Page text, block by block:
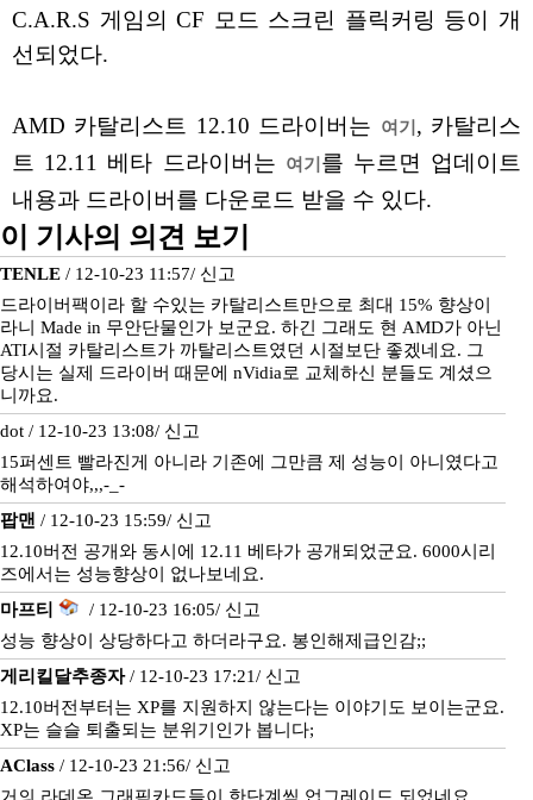
C.A.R.S 게임의 CF 모드 스크린 플릭커링 등이 개
선되었다.
AMD 카탈리스트 12.10 드라이버는 여기 , 카탈리스
트 12.11 베타 드라이버는
여기 를 누르면 업데이트
내용과 드라이버를 다운로드 받을 수 있다.
이 기사의 의견 보기
TENLE / 12-10-23 11:57/ 신고
드라이버팩이라 할 수있는 카탈리스트만으로 최대 15% 향상이
라니 Made in 무안단물인가 보군요. 하긴 그래도 현 AMD가 아닌
ATI시절 카탈리스트가 까탈리스트였던 시절보단 좋겠네요. 그
당시는 실제 드라이버 때문에 nVidia로 교체하신 분들도 계셨으
니까요.
dot / 12-10-23 13:08/ 신고
15퍼센트 빨라진게 아니라 기존에 그만큼 제 성능이 아니였다고
해석하여야,,,-_-
팝맨 / 12-10-23 15:59/ 신고
12.10버전 공개와 동시에 12.11 베타가 공개되었군요. 6000시리
즈에서는 성능향상이 없나보네요.
마프티
/ 12-10-23 16:05/ 신고
성능 향상이 상당하다고 하더라구요. 봉인해제급인감;;
게리킬달추종자/ 12-10-23 17:21/ 신고
12.10버전부터는 XP를 지원하지 않는다는 이야기도 보이는군요.
XP는 슬슬 퇴출되는 분위기인가 봅니다;
AClass / 12-10-23 21:56/ 신고